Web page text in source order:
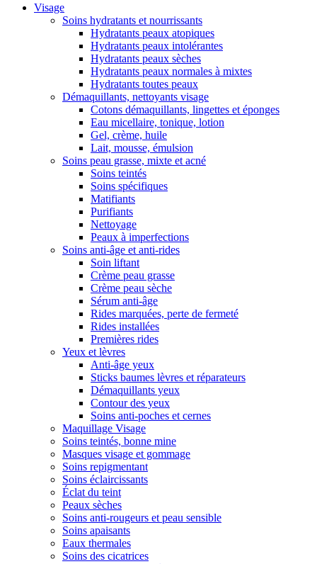
Visage
Soins hydratants et nourrissants
Hydratants peaux atopiques
Hydratants peaux intolérantes
Hydratants peaux sèches
Hydratants peaux normales à mixtes
Hydratants toutes peaux
Démaquillants, nettoyants visage
Cotons démaquillants, lingettes et éponges
Eau micellaire, tonique, lotion
Gel, crème, huile
Lait, mousse, émulsion
Soins peau grasse, mixte et acné
Soins teintés
Soins spécifiques
Matifiants
Purifiants
Nettoyage
Peaux à imperfections
Soins anti-âge et anti-rides
Soin liftant
Crème peau grasse
Crème peau sèche
Sérum anti-âge
Rides marquées, perte de fermeté
Rides installées
Premières rides
Yeux et lèvres
Anti-âge yeux
Sticks baumes lèvres et réparateurs
Démaquillants yeux
Contour des yeux
Soins anti-poches et cernes
Maquillage Visage
Soins teintés, bonne mine
Masques visage et gommage
Soins repigmentant
Soins éclaircissants
Éclat du teint
Peaux sèches
Soins anti-rougeurs et peau sensible
Soins apaisants
Eaux thermales
Soins des cicatrices